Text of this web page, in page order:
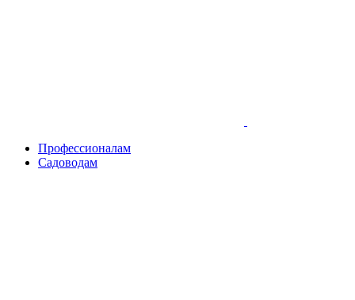
Профессионалам
Садоводам